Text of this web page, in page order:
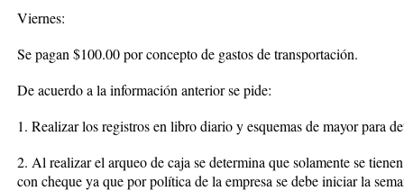
Viernes:
Se pagan $100.00 por concepto de gastos de transportación.
De acuerdo a la información anterior se pide:
1. Realizar los registros en libro diario y esquemas de mayor para
2. Al realizar el arqueo de caja se determina que solamente se
con cheque ya que por política de la empresa se debe iniciar la